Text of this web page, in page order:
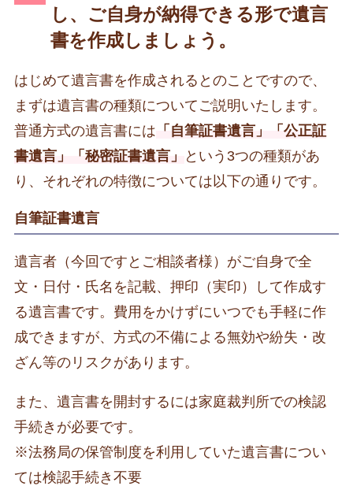
し、ご自身が納得できる形で遺言
書を作成しましょう。
はじめて遺言書を作成されるとのことですので、
まずは遺言書の種類についてご説明いたします。
普通方式の遺言書には 「自筆証書遺言」「公正証
書遺言」「秘密証書遺言」
という3つの種類があ
り、それぞれの特徴については以下の通りです。
自筆証書遺言
遺言者（今回ですとご相談者様）がご自身で全
文・日付・氏名を記載、押印（実印）して作成す
る遺言書です。費用をかけずにいつでも手軽に作
成できますが、方式の不備による無効や紛失・改
ざん等のリスクがあります。
また、遺言書を開封するには家庭裁判所での検認
手続きが必要です。
※法務局の保管制度を利用していた遺言書につい
ては検認手続き不要